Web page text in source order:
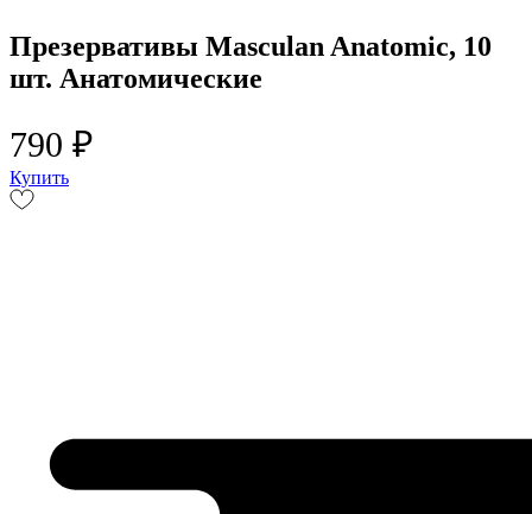
Презервативы Masculan Anatomic, 10
шт. Анатомические
790 ₽
Купить